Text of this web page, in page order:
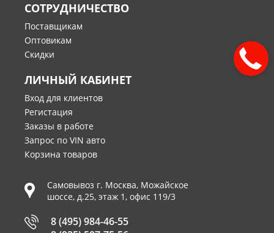
СОТРУДНИЧЕСТВО
Поставщикам
Оптовикам
Скидки
ЛИЧНЫЙ КАБИНЕТ
Вход для клиентов
Регистация
Заказы в работе
Запрос по VIN авто
Корзина товаров
Самовывоз г. Москва, Можайское
шоссе, д.25, этаж 1, офис 119/3
8 (495) 984-46-55